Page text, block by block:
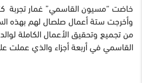
خاضت “مسيون القاسمي” غمار تجربة
وأخرجت ستة أعمال صلصال لهم بهذه
من تجميع وتحقيق الأعمال الكاملة
القاسمي في أربعة أجزاء والذي عملت